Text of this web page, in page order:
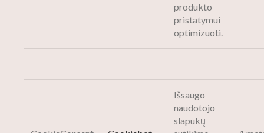
produkto
pristatymui
optimizuoti.
Išsaugo
naudotojo
slapukų